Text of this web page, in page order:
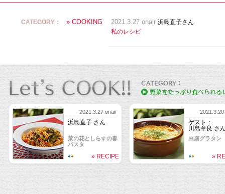
CATEGORY： » COOKING 2021.3.27 onair 浜島直子さん
私のレシピ
2021.3.27 onair
浜島直子 さん
菜の花としらすの春
パスタ
●● » RECIPE
ゲスト：
川島章良 さ
豆腐グラタン
●● »